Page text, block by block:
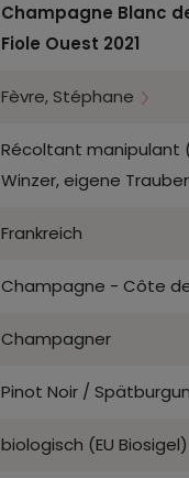
Champagne Blanc
Fiole Ouest 2021
Fèvre, Stéphane
Récoltant manipulant
Winzer, eigene
Frankreich
Champagne - Côte
Champagner
Pinot Noir /
biologisch (EU Biosigel)